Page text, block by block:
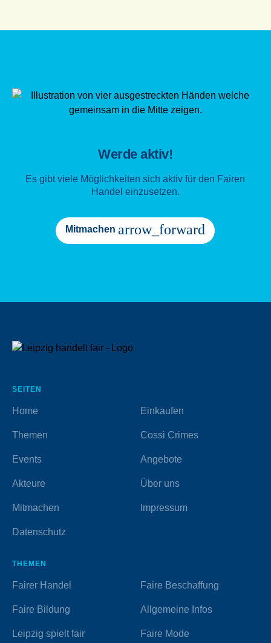
Werde aktiv!
Es gibt viele Möglichkeiten sich aktiv für den Fairen
Handel einzusetzen.
Mitmachen arrow_forward
SEITEN
Home Einkaufen
Themen Cossi Crimes
Events Angebote
Akteure Über uns
Mitmachen Impressum
Datenschutz
THEMEN
Fairer Handel Faire Beschaffung
Faire Bildung Allgemeine Infos
Leipzig spielt fair Faire Mode